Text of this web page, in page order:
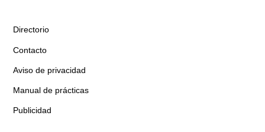
Directorio
Contacto
Aviso de privacidad
Manual de prácticas
Publicidad